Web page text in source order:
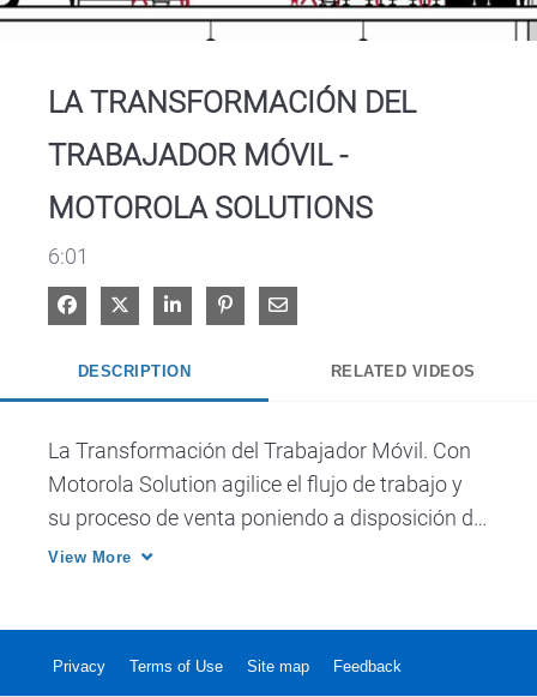
LA TRANSFORMACIÓN DEL
TRABAJADOR MÓVIL -
MOTOROLA SOLUTIONS
6:01
Share on Facebook
Share on XShare on LinkedIn
Pin on Pinterest
Share via Email
DESCRIPTION RELATED VIDEOS
La Transformación del Trabajador Móvil. Con
Motorola Solution agilice el flujo de trabajo y
su proceso de venta poniendo a disposición de
sus empleados la información y las
View More
Privacy Terms of Use Site map Feedback